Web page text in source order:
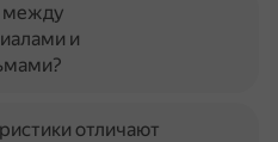
между
и
отличают